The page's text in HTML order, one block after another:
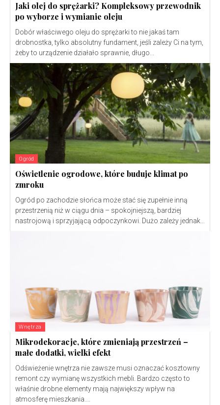
Jaki olej do sprężarki? Kompleksowy przewodnik
po wyborze i wymianie oleju
Dobór właściwego oleju do sprężarki to nie jakaś tam
drobnostka, tylko absolutny fundament, jeśli zależy Ci na tym,
żeby to urządzenie działało sprawnie, długo...
Ogród
Oświetlenie ogrodowe, które buduje klimat po
zmroku
Ogród po zachodzie słońca może stać się zupełnie inną
przestrzenią niż w ciągu dnia – spokojniejszą, bardziej
nastrojową i sprzyjającą odpoczynkowi. Dużo zależy jednak...
Wnętrza
Mikrodekoracje, które zmieniają przestrzeń –
małe dodatki, wielki efekt
Odświeżenie wnętrza nie zawsze musi oznaczać kosztowny
remont czy wymianę wszystkich mebli. Bardzo często to
właśnie drobne elementy mają największy wpływ na
atmosferę mieszkania....